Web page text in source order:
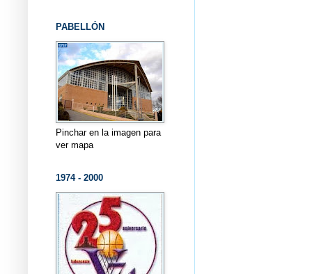
PABELLÓN
Pinchar en la imagen para
ver mapa
1974 - 2000